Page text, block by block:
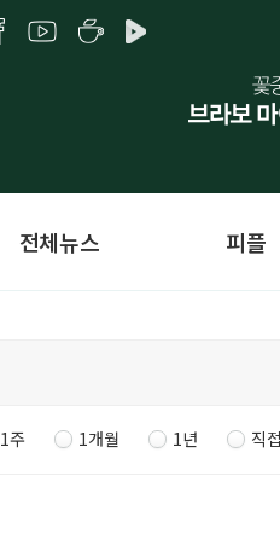
전체뉴스 피플
1주 1개월 1년 직